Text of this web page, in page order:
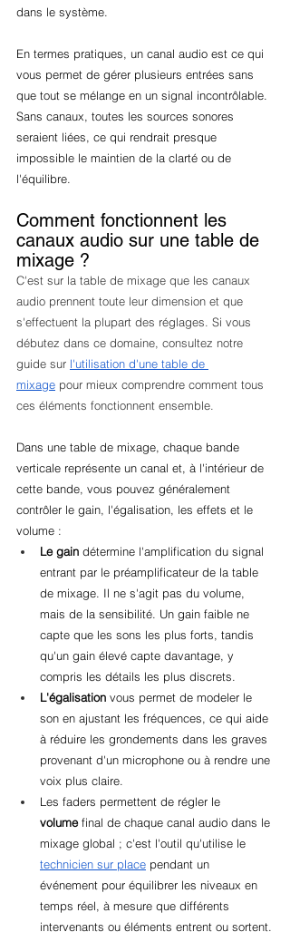
dans le système.
En termes pratiques, un canal audio est ce qui
vous permet de gérer plusieurs entrées sans
que tout se mélange en un signal incontrôlable.
Sans canaux, toutes les sources sonores
seraient liées, ce qui rendrait presque
impossible le maintien de la clarté ou de
l'équilibre.
Comment fonctionnent les
canaux audio sur une table de
mixage ?
C'est sur la table de mixage que les canaux
audio prennent toute leur dimension et que
s'effectuent la plupart des réglages. Si vous
débutez dans ce domaine, consultez notre
guide sur l'utilisation d'une table de
mixage pour mieux comprendre comment tous
ces éléments fonctionnent ensemble.
Dans une table de mixage, chaque bande
verticale représente un canal et, à l'intérieur de
cette bande, vous pouvez généralement
contrôler le gain, l'égalisation, les effets et le
volume :
Le gain détermine l'amplification du signal
entrant par le préamplificateur de la table
de mixage. Il ne s'agit pas du volume,
mais de la sensibilité. Un gain faible ne
capte que les sons les plus forts, tandis
qu'un gain élevé capte davantage, y
compris les détails les plus discrets.
L'égalisation vous permet de modeler le
son en ajustant les fréquences, ce qui aide
à réduire les grondements dans les graves
provenant d'un microphone ou à rendre une
voix plus claire.
Les faders permettent de régler le
volume final de chaque canal audio dans le
mixage global ; c'est l'outil qu'utilise le
technicien sur place pendant un
événement pour équilibrer les niveaux en
temps réel, à mesure que différents
intervenants ou éléments entrent ou sortent.